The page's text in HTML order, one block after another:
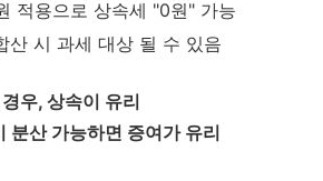
적용으로 상속세 "0원" 가능
산 시 과세 대상 될 수 있음
경우, 상속이 유리
분산 가능하면 증여가 유리